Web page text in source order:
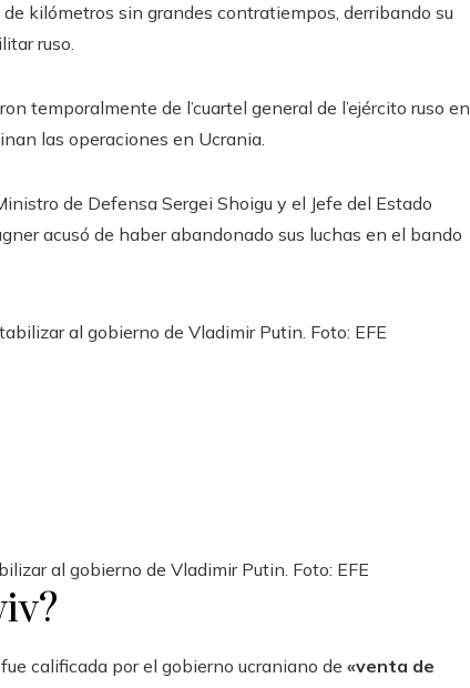
kilómetros sin grandes contratiempos, derribando su
ruso.
temporalmente de l’cuartel general de l’ejército ruso en
las operaciones en Ucrania.
de Defensa Sergei Shoigu y el Jefe del Estado
acusó de haber abandonado sus luchas en el bando
al gobierno de Vladimir Putin. Foto: EFE
calificada por el gobierno ucraniano de «venta de